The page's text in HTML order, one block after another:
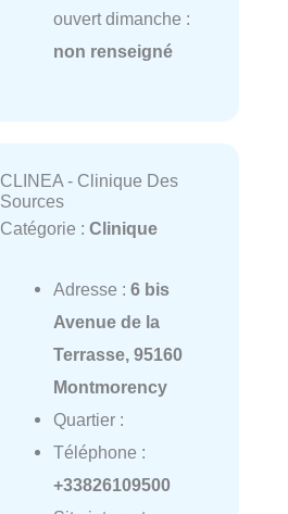
ouvert dimanche :
non renseigné
CLINEA - Clinique Des
Sources
Catégorie : Clinique
Adresse : 6 bis
Avenue de la
Terrasse, 95160
Montmorency
Quartier :
Téléphone :
+33826109500